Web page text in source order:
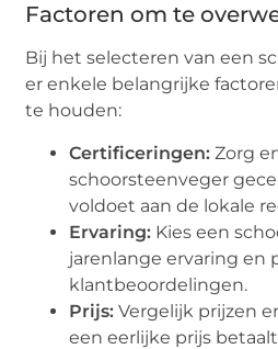
Factoren om te
Bij het selecteren van een
er enkele belangrijke
te houden:
Certificeringen: Zorg
schoorsteenveger
voldoet aan de lokale
Ervaring: Kies een
jarenlange ervaring en
klantbeoordelingen.
Prijs: Vergelijk prijzen
een eerlijke prijs